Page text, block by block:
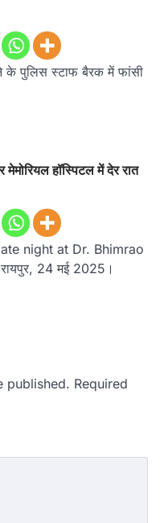
के पुलिस स्टाफ बैरक में फांसी
हॉस्पिटल में देर रात
night at Dr. Bhimrao
24 मई 2025।
published. Required